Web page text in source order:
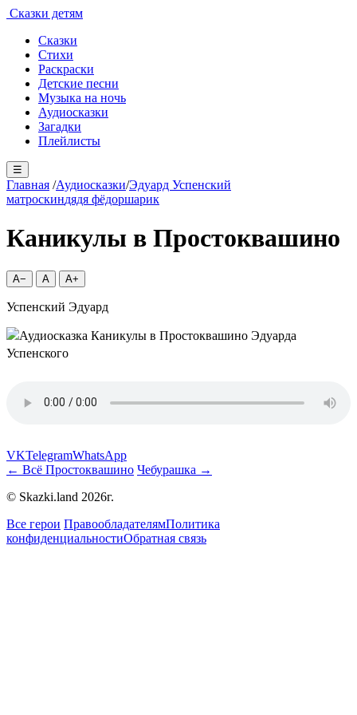
Сказки детям
Сказки
Стихи
Раскраски
Детские песни
Музыка на ночь
Аудиосказки
Загадки
Плейлисты
☰
Главная /Аудиосказки/Эдуард Успенский
матроскиндядя фёдоршарик
Каникулы в Простоквашино
A− A A+
Успенский Эдуард
VKTelegramWhatsApp
← Всё Простоквашино Чебурашка →
© Skazki.land 2026г.
Все герои ПравообладателямПолитика
конфиденциальностиОбратная связь